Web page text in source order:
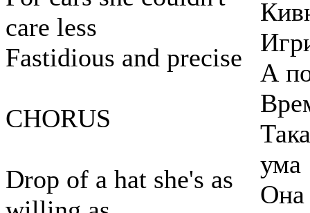
care less
Fastidious and precise
CHORUS
Drop of a hat she's as
А
ума
Она